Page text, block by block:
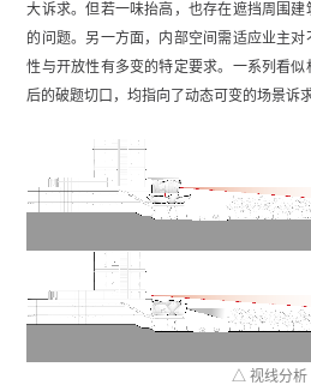
大诉求。但若一味抬高，也存在遮挡周围
的问题。另一方面，内部空间需适应业主
性与开放性有多变的特定要求。一系列看
后的破题切口，均指向了动态可变的场景诉求
△ 视线分析